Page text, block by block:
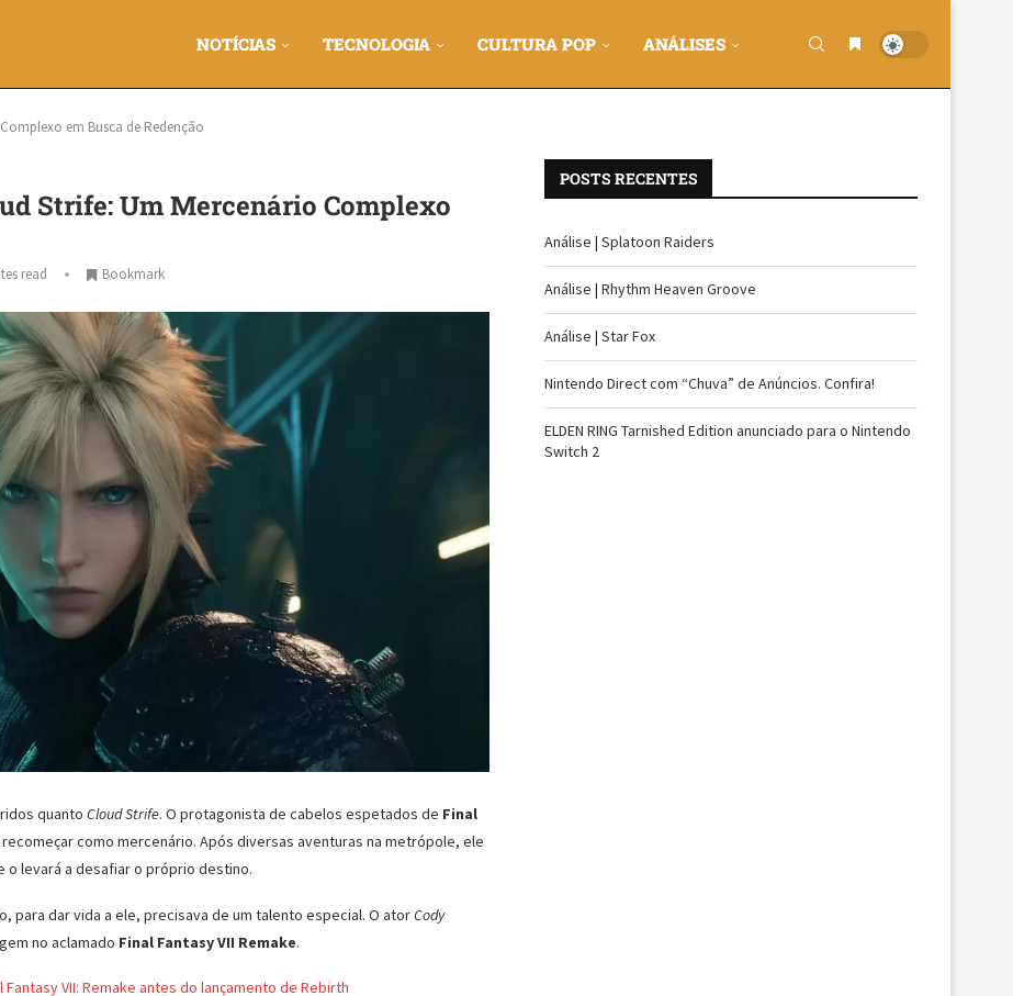
NOTÍCIAS TECNOLOGIA CULTURA POP ANÁLISES
em Busca de Redenção
Strife: Um Mercenário Complexo
read Bookmark
quanto Cloud Strife. O protagonista de cabelos espetados de Final
como mercenário. Após diversas aventuras na metrópole, ele
o levará a desafiar o próprio destino.
para dar vida a ele, precisava de um talento especial. O atorCody
no aclamado Final Fantasy VII Remake.
VII: Remake antes do lançamento de Rebirth
POSTS RECENTES
Análise | Splatoon Raiders
Análise | Rhythm Heaven Groove
Análise | Star Fox
Nintendo Direct com “Chuva” de Anúncios. Confira!
ELDEN RING Tarnished Edition anunciado para o Nintendo
Switch 2